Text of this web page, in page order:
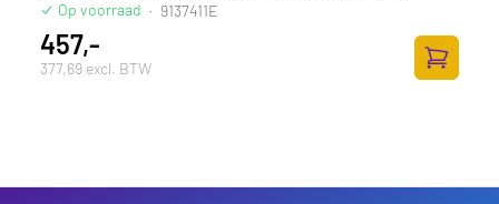
Op voorraad · 9137411E
457,-
377,69 excl. BTW
Zum